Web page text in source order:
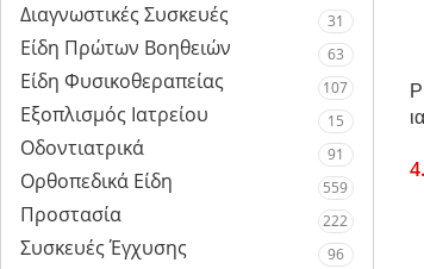
Διαγνωστικές Συσκευές 31
Είδη Πρώτων Βοηθειών 63
Είδη Φυσικοθεραπείας 107
Εξοπλισμός Ιατρείου 15
Οδοντιατρικά 91
Ορθοπεδικά Είδη 559
Προστασία 222
Συσκευές Έγχυσης 96